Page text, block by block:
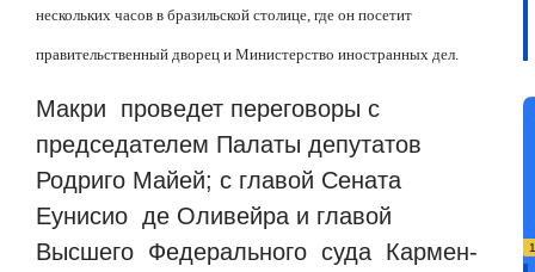
нескольких часов в бразильской столице, где он посетит
правительственный дворец и Министерство иностранных дел.
Макри проведет переговоры с
председателем Палаты депутатов
Родриго Майей; с главой Сената
Еунисио де Оливейра и главой
Высшего Федерального суда Кармен-